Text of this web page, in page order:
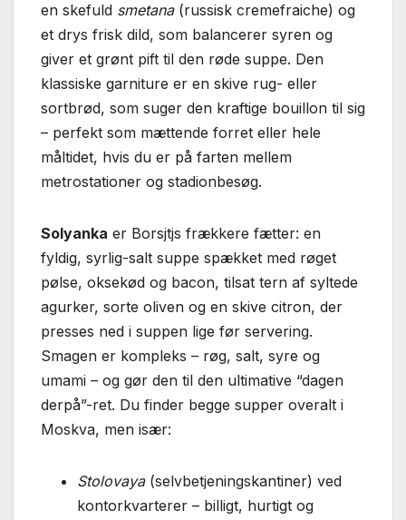
en skefuld smetana(russisk cremefraiche) og
et drys frisk dild, som balancerer syren og
giver et grønt pift til den røde suppe. Den
klassiske garniture er en skive rug- eller
sortbrød, som suger den kraftige bouillon til sig
– perfekt som mættende forret eller hele
måltidet, hvis du er på farten mellem
metrostationer og stadionbesøg.
Solyanka er Borsjtjs frækkere fætter: en
fyldig, syrlig-salt suppe spækket med røget
pølse, oksekød og bacon, tilsat tern af syltede
agurker, sorte oliven og en skive citron, der
presses ned i suppen lige før servering.
Smagen er kompleks – røg, salt, syre og
umami – og gør den til den ultimative “dagen
derpå”-ret. Du finder begge supper overalt i
Moskva, men især:
Stolovaya(selvbetjeningskantiner) ved
kontorkvarterer – billigt, hurtigt og